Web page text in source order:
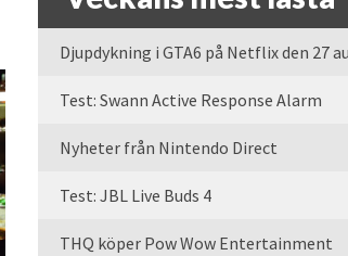
Djupdykning i GTA6 på Netflix den 27
Test: Swann Active Response Alarm
Nyheter från Nintendo Direct
Test: JBL Live Buds 4
THQ köper Pow Wow Entertainment